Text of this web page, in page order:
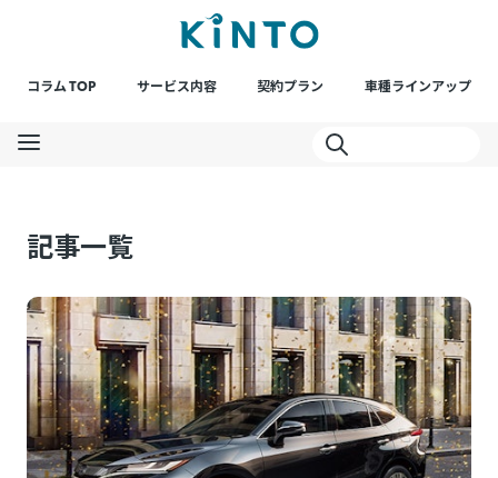
コラム TOP サービス内容 契約プラン 車種ラインアップ
記事一覧